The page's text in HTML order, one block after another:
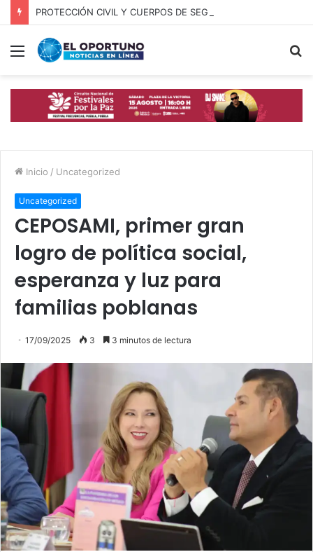
Menú
Inicio / Uncategorized
Uncategorized
CEPOSAMI, primer gran
logro de política social,
esperanza y luz para
familias poblanas
17/09/2025 3 3 minutos de lectura